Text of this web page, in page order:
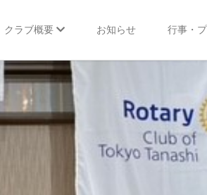
クラブ概要 お知らせ 行事・